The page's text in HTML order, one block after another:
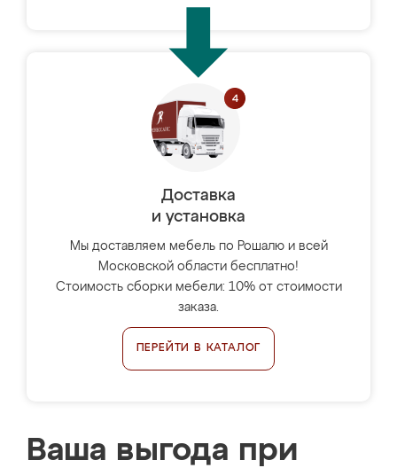
Доставка
и установка
Мы доставляем мебель по Рошалю и всей
Московской области бесплатно!
Стоимость сборки мебели: 10% от стоимости
заказа.
ПЕРЕЙТИ В КАТАЛОГ
Ваша выгода при